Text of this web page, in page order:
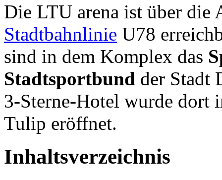
Die LTU arena ist über die
Stadtbahnlinie U78
sind in dem Komplex das
Stadtsportbund der Stadt
3-Sterne-Hotel wurde dort
Tulip eröffnet.
Inhaltsverzeichnis